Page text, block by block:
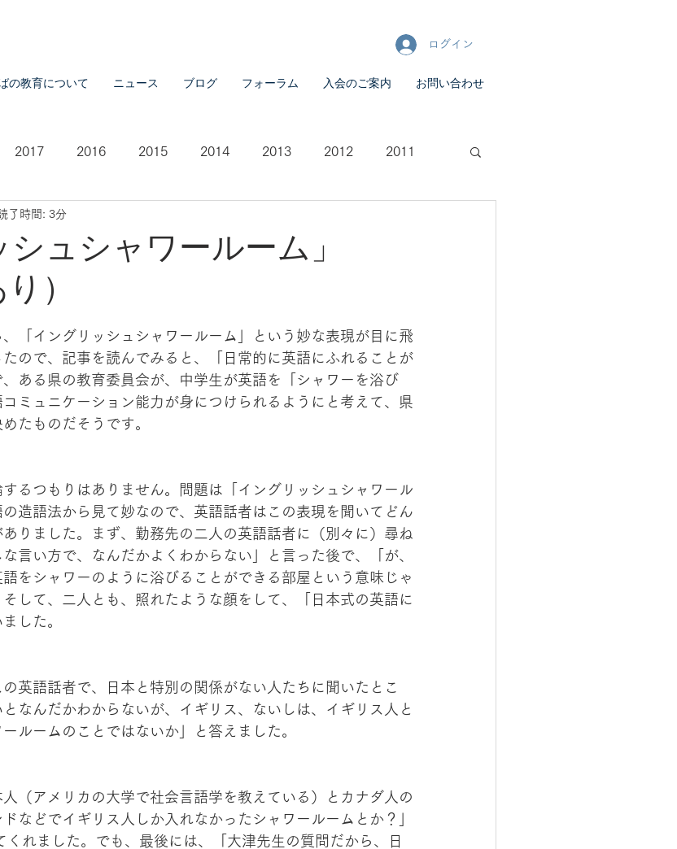
ログイン
の教育について ニュース ブログ フォーラム 入会のご案内 お問い合わせ
2017 2016 2015 2014 2013 2012 2011
2021
シュシャワールーム」
）
了時間: 3分
「イングリッシュシャワールーム」という妙な表現が目に飛
ので、記事を読んでみると、「日常的に英語にふれることが
ある県の教育委員会が、中学生が英語を「シャワーを浴び
ミュニケーション能力が身につけられるようにと考えて、県
たものだそうです。
るつもりはありません。問題は「イングリッシュシャワール
造語法から見て妙なので、英語話者はこの表現を聞いてどん
りました。まず、勤務先の二人の英語話者に（別々に）尋ね
言い方で、なんだかよくわからない」と言った後で、「が、
をシャワーのように浴びることができる部屋という意味じゃ
して、二人とも、照れたような顔をして、「日本式の英語に
した。
英語話者で、日本と特別の関係がない人たちに聞いたとこ
なんだかわからないが、イギリス、ないしは、イギリス人と
ルームのことではないか」と答えました。
（アメリカの大学で社会言語学を教えている）とカナダ人の
などでイギリス人しか入れなかったシャワールームとか？」
くれました。でも、最後には、「大津先生の質問だから、日